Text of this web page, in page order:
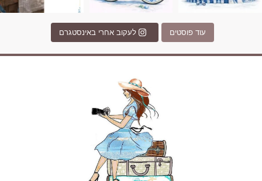
עוד פוסטים לעקוב אחרי באינסטגרם